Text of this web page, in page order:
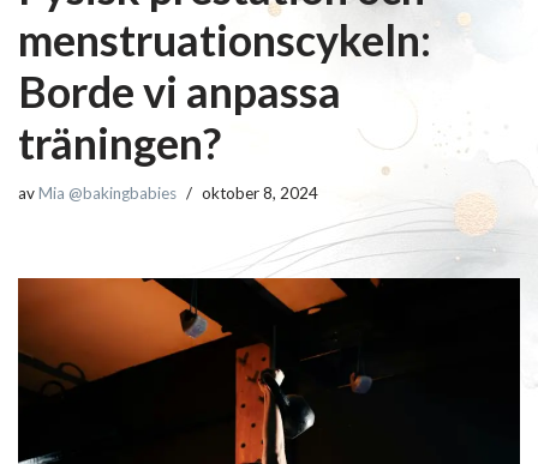
menstruationscykeln:
Borde vi anpassa
träningen?
avMia @bakingbabies oktober 8, 2024